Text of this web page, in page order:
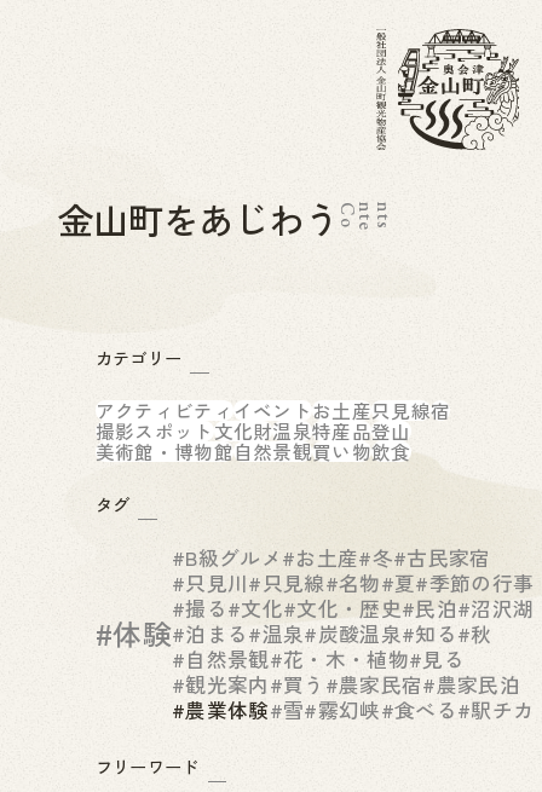
金山町をあじわうC
o
n
t
e
n
t s
カテゴリー
アクティビティイベントお土産只見線宿
撮影スポット文化財温泉特産品登山
美術館・博物館自然景観買い物飲食
タグ
#体験
#B級グルメ #お土産#冬#古民家宿
#只見川#只見線#名物#夏#季節の行事
#撮る#文化#文化・歴史#民泊#沼沢湖
#泊まる#温泉#炭酸温泉#知る#秋
#自然景観#花・木・植物#見る
#観光案内#買う #農家民宿#農家民泊
#農業体験#雪#霧幻峡#食べる#駅チカ
フリーワード